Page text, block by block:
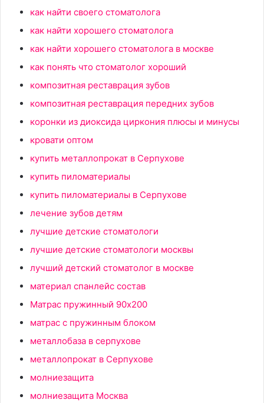
как найти своего стоматолога
как найти хорошего стоматолога
как найти хорошего стоматолога в москве
как понять что стоматолог хороший
композитная реставрация зубов
композитная реставрация передних зубов
коронки из диоксида циркония плюсы и минусы
кровати оптом
купить металлопрокат в Серпухове
купить пиломатериалы
купить пиломатериалы в Серпухове
лечение зубов детям
лучшие детские стоматологи
лучшие детские стоматологи москвы
лучший детский стоматолог в москве
материал спанлейс состав
Матрас пружинный 90x200
матрас с пружинным блоком
металлобаза в серпухове
металлопрокат в Серпухове
молниезащита
молниезащита Москва